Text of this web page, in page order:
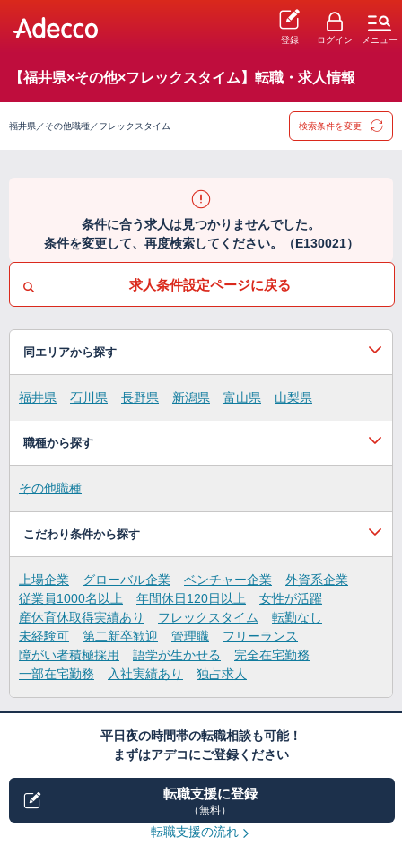
登録 ログイン メニュー
【福井県×その他×フレックスタイム】転職・求人情報
福井県／その他職種／フレックスタイム 検索条件を変更
条件に合う求人は見つかりませんでした。
条件を変更して、再度検索してください。（E130021）
求人条件設定ページに戻る
同エリアから探す
福井県 石川県 長野県 新潟県 富山県 山梨県
職種から探す
その他職種
こだわり条件から探す
上場企業 グローバル企業 ベンチャー企業
外資系企業
従業員1000名以上
年間休日120日以上
女性が活躍
産休育休取得実績あり
フレックスタイム
転勤なし
未経験可
第二新卒歓迎 管理職
フリーランス
障がい者積極採用
語学が生かせる
完全在宅勤務
一部在宅勤務
入社実績あり 独占求人
平日夜の時間帯の転職相談も可能！
まずはアデコにご登録ください
転職支援に登録
（無料）
転職支援の流れ